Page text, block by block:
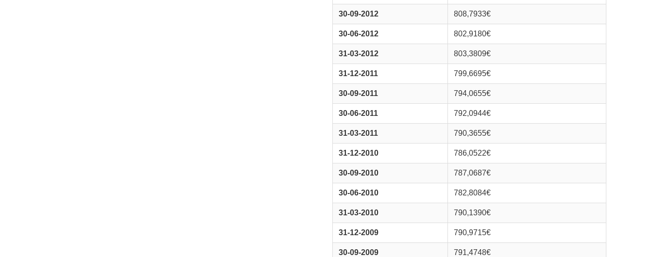
30-09-2012 808,7933€
30-06-2012 802,9180€
31-03-2012 803,3809€
31-12-2011 799,6695€
30-09-2011 794,0655€
30-06-2011 792,0944€
31-03-2011 790,3655€
31-12-2010 786,0522€
30-09-2010 787,0687€
30-06-2010 782,8084€
31-03-2010 790,1390€
31-12-2009 790,9715€
30-09-2009 791,4748€